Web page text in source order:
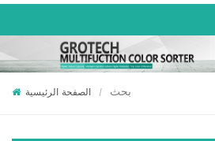
الصفحة الرئيسية / بحث